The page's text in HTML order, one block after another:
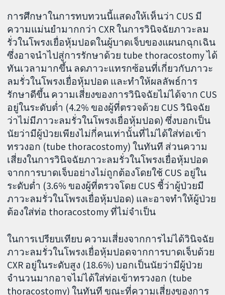
การศึกษาในการทบทวนนี้แสดงให้เห็นว่า CUS มี
ความแม่นยำมากกว่า CXR ในการวินิจฉัยภาวะลม
รั่วในโพรงเยื่อหุ้มปอดในผู้บาดเจ็บของแผนกฉุกเฉิน
ซึ่งอาจนำไปสู่การรักษาด้วย tube thoracostomy ได้
ทันเวลามากขึ้น ลดภาวะแทรกซ้อนที่เกี่ยวกับภาวะ
ลมรั่วในโพรงเยื่อหุ้มปอด และทำให้ผลลัพธ์การ
รักษาดีขึ้น ความเสี่ยงของการวินิจฉัยไม่ได้จาก CUS
อยู่ในระดับต่ำ (4.2% ของผู้ที่ตรวจด้วย CUS วินิจฉัย
ว่าไม่มีภาวะลมรั่วในโพรงเยื่อหุ้มปอด) ซึ่งบอกเป็น
นัยว่ามีผู้ป่วยเพียงไม่กี่คนเท่านั้นที่ไม่ได้ใส่ท่อเข้า
ทรวงอก (tube thoracostomy) ในทันที ส่วนความ
เสี่ยงในการวินิจฉัยภาวะลมรั่วในโพรงเยื่อหุ้มปอด
จากการบาดเจ็บอย่างไม่ถูกต้องโดยใช้ CUS อยู่ใน
ระดับต่ำ (3.6% ของผู้ที่ตรวจโดย CUS ชี้ว่าผู้ป่วยมี
ภาวะลมรั่วในโพรงเยื่อหุ้มปอด) และอาจทำให้ผู้ป่วย
ต้องใส่ท่อ thoracostomy ที่ไม่จำเป็น
ในการเปรียบเทียบ ความเสี่ยงจากการไม่ได้วินิจฉัย
ภาวะลมรั่วในโพรงเยื่อหุ้มปอดจากการบาดเจ็บด้วย
CXR อยู่ในระดับสูง (18.6%) บอกเป็นนัยว่ามีผู้ป่วย
จำนวนมากอาจไม่ได้ใส่ท่อเข้าทรวงอก (tube
thoracostomy) ในทันที ขณะที่ความเสี่ยงของการ